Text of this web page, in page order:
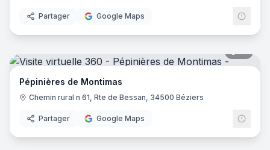
Partager Google Maps
Pépinières de Montimas
Chemin rural n 61, Rte de Bessan, 34500 Béziers
Partager Google Maps